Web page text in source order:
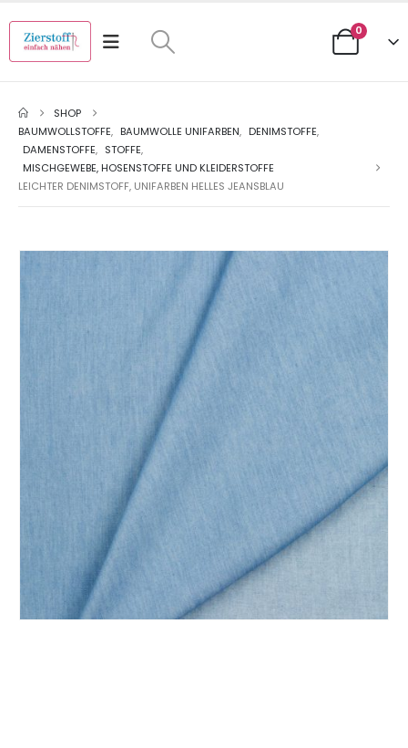
0
SHOP
BAUMWOLLSTOFFE, BAUMWOLLE UNIFARBEN, DENIMSTOFFE,
DAMENSTOFFE, STOFFE,
MISCHGEWEBE, HOSENSTOFFE UND KLEIDERSTOFFE
LEICHTER DENIMSTOFF, UNIFARBEN HELLES JEANSBLAU